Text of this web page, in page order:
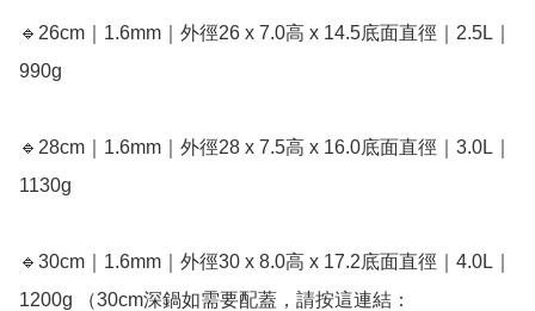
🔹26cm｜1.6mm｜外徑26 x 7.0高 x 14.5底面直徑｜2.5L｜
990g
🔹28cm｜1.6mm｜外徑28 x 7.5高 x 16.0底面直徑｜3.0L｜
1130g
🔹30cm｜1.6mm｜外徑30 x 8.0高 x 17.2底面直徑｜4.0L｜
1200g （30cm深鍋如需要配蓋，請按這連結：